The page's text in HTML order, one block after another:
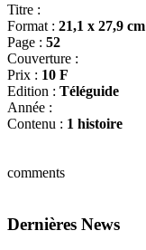
Titre :
Format : 21,1 x 27,9 cm
Page : 52
Couverture :
Prix : 10 F
Edition : Téléguide
Année :
Contenu : 1 histoire
comments
Dernières News